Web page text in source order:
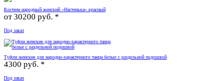
Костюм народный женский «Настенька» красный
от30200 руб. *
Под заказ
Туфли женские для народно-характерного танца белые с раздельной подошвой
4300 руб. *
Под заказ